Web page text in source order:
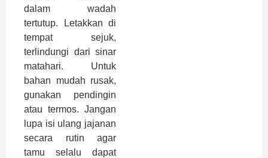
dalam wadah
tertutup. Letakkan di
tempat sejuk,
terlindungi dari sinar
matahari. Untuk
bahan mudah rusak,
gunakan pendingin
atau termos. Jangan
lupa isi ulang jajanan
secara rutin agar
tamu selalu dapat